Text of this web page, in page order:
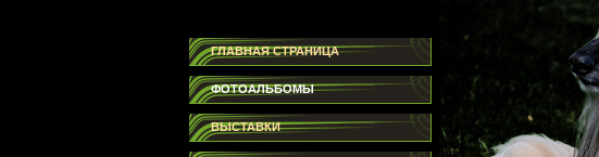
ГЛАВНАЯ СТРАНИЦА
ФОТОАЛЬБОМЫ
ВЫСТАВКИ